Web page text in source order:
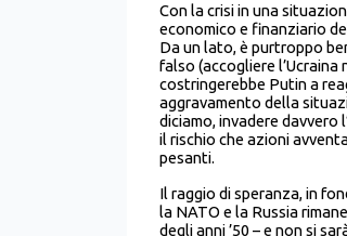
Con la crisi in una
economico e finanziario
Da un lato, è purtroppo
falso (accogliere l’Ucraina
costringerebbe Putin a
aggravamento della
diciamo, invadere davvero
il rischio che azioni
pesanti.
Il raggio di speranza, in
la NATO e la Russia
degli anni ’50 – e non si